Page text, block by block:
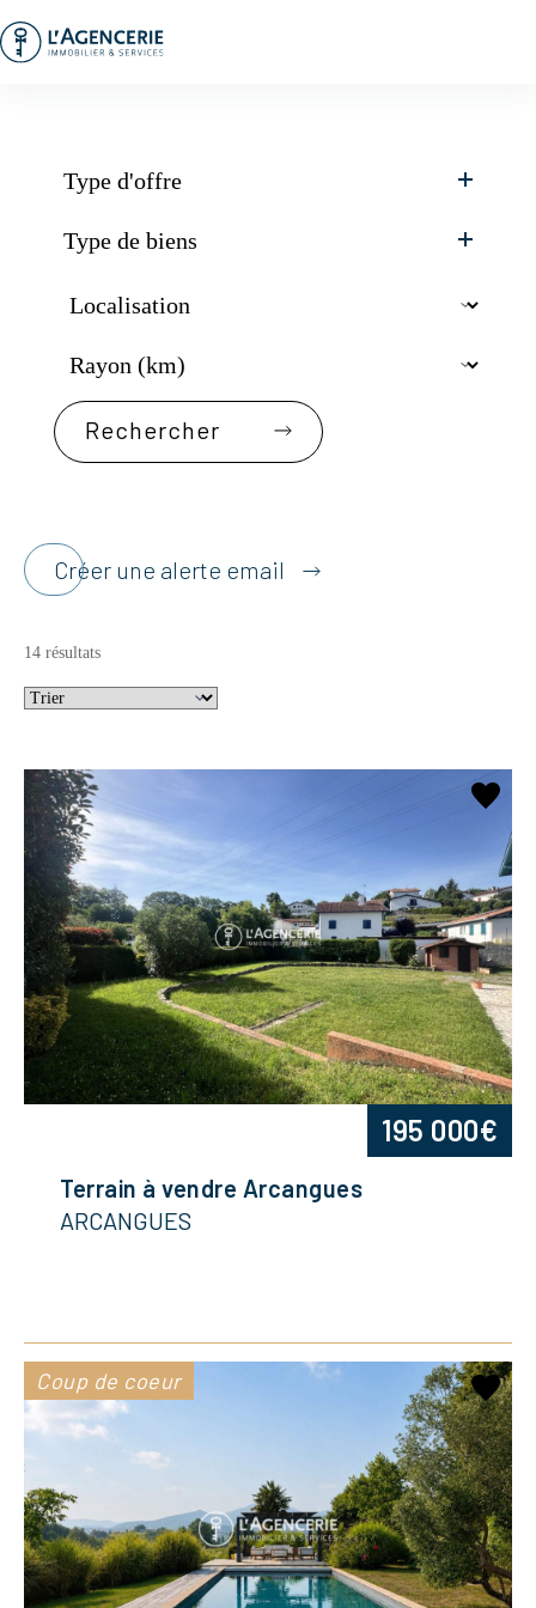
au
contenu
Type d'offre
Type de biens
Créer une alerte email
14 résultats
Terrain à vendre Arcangues
ARCANGUES
195 000€
Coup de coeur